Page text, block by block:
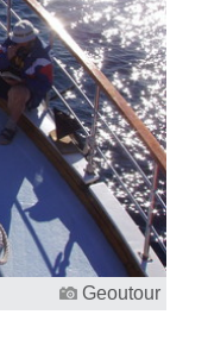
Geoutour